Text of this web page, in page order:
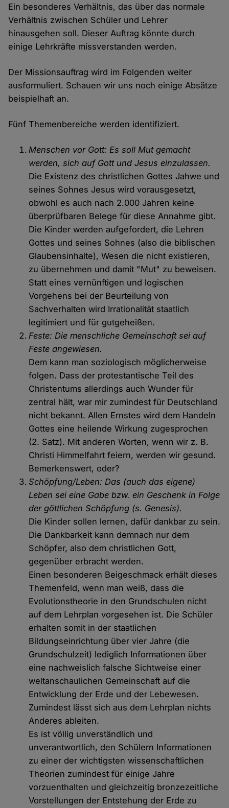
Ein besonderes Verhältnis, das über das normale
Verhältnis zwischen Schüler und Lehrer
hinausgehen soll. Dieser Auftrag könnte durch
einige Lehrkräfte missverstanden werden.
Der Missionsauftrag wird im Folgenden weiter
ausformuliert. Schauen wir uns noch einige Absätze
beispielhaft an.
Fünf Themenbereiche werden identifiziert.
Menschen vor Gott: Es soll Mut gemacht
werden, sich auf Gott und Jesus einzulassen.
Die Existenz des christlichen Gottes Jahwe und
seines Sohnes Jesus wird vorausgesetzt,
obwohl es auch nach 2.000 Jahren keine
überprüfbaren Belege für diese Annahme gibt.
Die Kinder werden aufgefordert, die Lehren
Gottes und seines Sohnes (also die biblischen
Glaubensinhalte), Wesen die nicht existieren,
zu übernehmen und damit "Mut" zu beweisen.
Statt eines vernünftigen und logischen
Vorgehens bei der Beurteilung von
Sachverhalten wird Irrationalität staatlich
legitimiert und für gutgeheißen.
Feste: Die menschliche Gemeinschaft sei auf
Feste angewiesen.
Dem kann man soziologisch möglicherweise
folgen. Dass der protestantische Teil des
Christentums allerdings auch Wunder für
zentral hält, war mir zumindest für Deutschland
nicht bekannt. Allen Ernstes wird dem Handeln
Gottes eine heilende Wirkung zugesprochen
(2. Satz). Mit anderen Worten, wenn wir z. B.
Christi Himmelfahrt feiern, werden wir gesund.
Bemerkenswert, oder?
Schöpfung/Leben: Das (auch das eigene)
Leben sei eine Gabe bzw. ein Geschenk in Folge
der göttlichen Schöpfung (s. Genesis).
Die Kinder sollen lernen, dafür dankbar zu sein.
Die Dankbarkeit kann demnach nur dem
Schöpfer, also dem christlichen Gott,
gegenüber erbracht werden.
Einen besonderen Beigeschmack erhält dieses
Themenfeld, wenn man weiß, dass die
Evolutionstheorie in den Grundschulen nicht
auf dem Lehrplan vorgesehen ist. Die Schüler
erhalten somit in der staatlichen
Bildungseinrichtung über vier Jahre (die
Grundschulzeit) lediglich Informationen über
eine nachweislich falsche Sichtweise einer
weltanschaulichen Gemeinschaft auf die
Entwicklung der Erde und der Lebewesen.
Zumindest lässt sich aus dem Lehrplan nichts
Anderes ableiten.
Es ist völlig unverständlich und
unverantwortlich, den Schülern Informationen
zu einer der wichtigsten wissenschaftlichen
Theorien zumindest für einige Jahre
vorzuenthalten und gleichzeitig bronzezeitliche
Vorstellungen der Entstehung der Erde zu